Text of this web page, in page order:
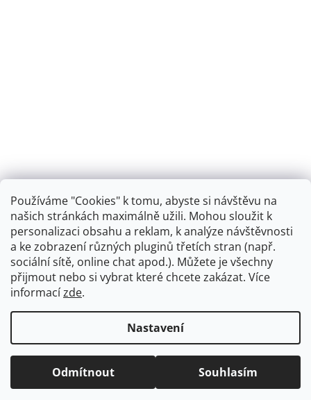
Používáme "Cookies" k tomu, abyste si návštěvu na
našich stránkách maximálně užili. Mohou sloužit k
personalizaci obsahu a reklam, k analýze návštěvnosti
a ke zobrazení různých pluginů třetích stran (např.
sociální sítě, online chat apod.). Můžete je všechny
přijmout nebo si vybrat které chcete zakázat. Více
informacízde.
Nastavení
Odmítnout Souhlasím
Retro koupelna
Vytvořil Shoptet + plnenieshopu.cz
Copyright 2026Dřezová-baterie.cz. Všechna práva